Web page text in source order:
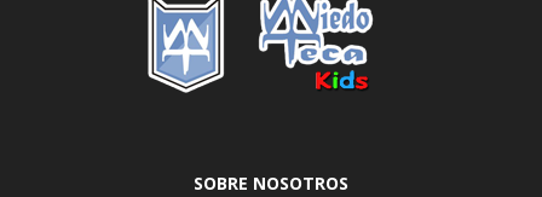
SOBRE NOSOTROS